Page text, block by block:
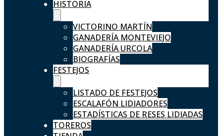
HISTORIA
VICTORINO MARTÍN
GANADERÍA MONTEVIEJO
GANADERÍA URCOLA
BIOGRAFÍAS
FESTEJOS
LISTADO DE FESTEJOS
ESCALAFÓN LIDIADORES
ESTADÍSTICAS DE RESES LIDIADAS
TOREROS